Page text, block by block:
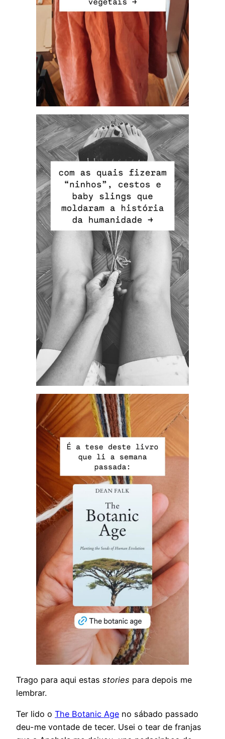
Trago para aqui estas stories para depois me
lembrar.
Ter lido o The Botanic Age no sábado passado
deu-me vontade de tecer. Usei o tear de franjas